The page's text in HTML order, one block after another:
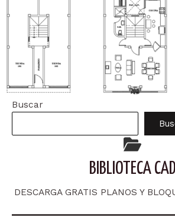
Buscar
BIBLIOTECA CAD
DESCARGA GRATIS PLANOS Y